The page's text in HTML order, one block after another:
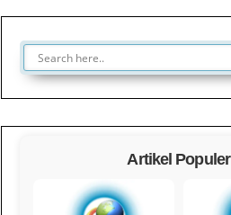
Artikel Populer